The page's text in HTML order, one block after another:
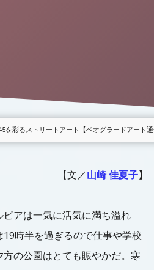
を彩るストリートアート【ベオグラードアート
【文／山崎 佳夏子】
アは一気に活気に満ち溢れ
時半を過ぎるので仕事や学校
の公園はとても賑やかだ。寒